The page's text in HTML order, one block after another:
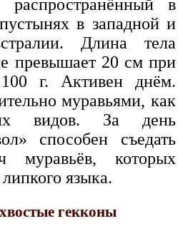
в
в западной и
Длина тела
превышает 20 см при
г. Активен днём.
муравьями, как
видов. За день
способен съедать
муравьёв, которых
языка.
гекконы